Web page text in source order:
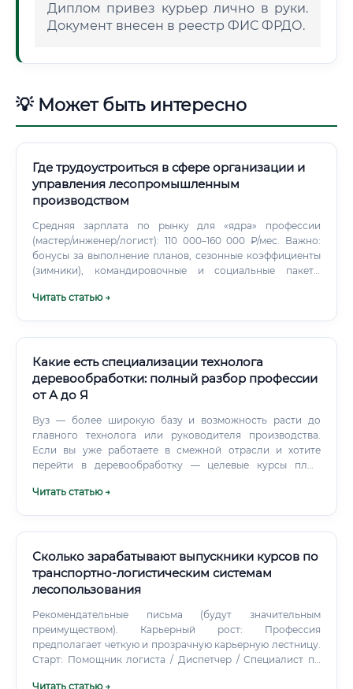
Диплом привез курьер лично в руки.
Документ внесен в реестр ФИС ФРДО.
💡 Может быть интересно
Где трудоустроиться в сфере организации и
управления лесопромышленным
производством
Средняя зарплата по рынку для «ядра» профессии
(мастер/инженер/логист): 110 000–160 000 ₽/мес. Важно:
бонусы за выполнение планов, сезонные коэффициенты
(зимники), командировочные и социальные пакеты
добавлять 15–40% к «грязной» зарплате. Как начать
(лесное дело, технология ЛПК, логистика, менеджмент): 4
года, старт — мастер/инженер.
Читать статью →
Какие есть специализации технолога
деревообработки: полный разбор профессии
от А до Я
Вуз — более широкую базу и возможность расти до
главного технолога или руководителя производства.
Если вы уже работаете в смежной отрасли и хотите
перейти в деревообработку — целевые курсы плюс
лет в институте.
Читать статью →
Сколько зарабатывают выпускники курсов по
транспортно-логистическим системам
лесопользования
Рекомендательные письма (будут значительным
преимуществом). Карьерный рост: Профессия
предполагает четкую и прозрачную карьерную лестницу.
Старт: Помощник логиста / Диспетчер / Специалист по
Читать статью →